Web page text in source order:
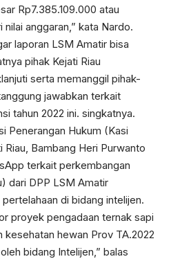
Rp7.385.109.000 atau
anggaran,” kata Nardo.
laporan LSM Amatir bisa
pihak Kejati Riau
serta memanggil pihak-
jawabkan terkait
tahun 2022 ini. singkatnya.
Penerangan Hukum (Kasi
Riau, Bambang Heri Purwanto
terkait perkembangan
dari DPP LSM Amatir
di bidang intelijen.
proyek pengadaan ternak sapi
kesehatan hewan Prov TA.2022
bidang Intelijen,” balas